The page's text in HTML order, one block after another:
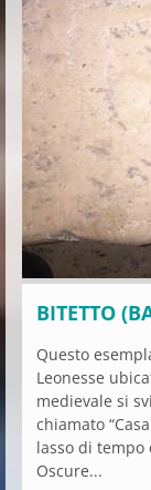
BITETTO
Questo
Leonesse
medievale si
chiamato
lasso di tempo
Oscure...